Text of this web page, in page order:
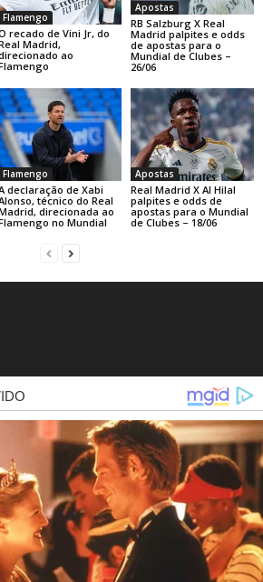
Flamengo
recado de Vini Jr, do
Madrid,
ao
Apostas
RB Salzburg X Real
Madrid palpites e odds
de apostas para o
Mundial de Clubes –
26/06
Flamengo
declaração de Xabi
técnico do Real
direcionada ao
no Mundial
Apostas
Real Madrid X Al Hilal
palpites e odds de
apostas para o Mundial
de Clubes – 18/06